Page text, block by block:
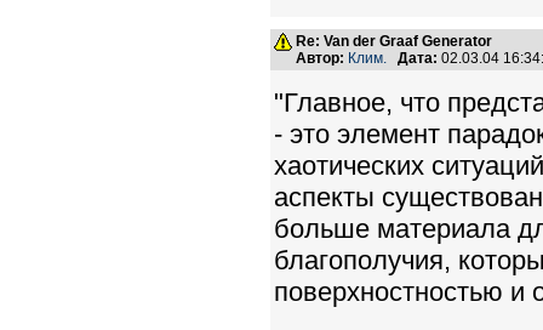
Re: Van der Graaf Generator
Автор: Клим. Дата: 02.03.04
"Главное, что
- это элемент
хаотических
аспекты
больше материала
благополучия,
поверхностностью и